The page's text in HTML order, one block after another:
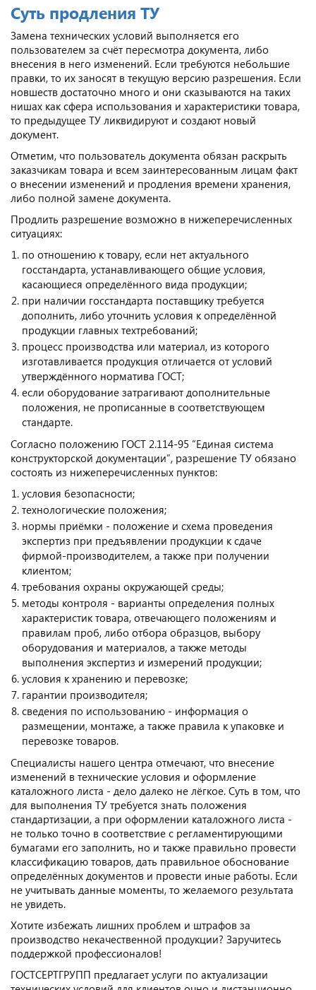
Суть продления ТУ
Замена технических условий выполняется его
пользователем за счёт пересмотра документа, либо
внесения в него изменений. Если требуются небольшие
правки, то их заносят в текущую версию разрешения. Если
новшеств достаточно много и они сказываются на таких
нишах как сфера использования и характеристики товара,
то предыдущее ТУ ликвидируют и создают новый
документ.
Отметим, что пользователь документа обязан раскрыть
заказчикам товара и всем заинтересованным лицам факт
о внесении изменений и продления времени хранения,
либо полной замене документа.
Продлить разрешение возможно в нижеперечисленных
ситуациях:
по отношению к товару, если нет актуального
госстандарта, устанавливающего общие условия,
касающиеся определённого вида продукции;
при наличии госстандарта поставщику требуется
дополнить, либо уточнить условия к определённой
продукции главных техтребований;
процесс производства или материал, из которого
изготавливается продукция отличается от условий
утверждённого норматива ГОСТ;
если оборудование затрагивают дополнительные
положения, не прописанные в соответствующем
стандарте.
Согласно положению ГОСТ 2.114-95 “Единая система
конструкторской документации”, разрешение ТУ обязано
состоять из нижеперечисленных пунктов:
условия безопасности;
технологические положения;
нормы приёмки - положение и схема проведения
экспертиз при предъявлении продукции к сдаче
фирмой-производителем, а также при получении
клиентом;
требования охраны окружающей среды;
методы контроля - варианты определения полных
характеристик товара, отвечающего положениям и
правилам проб, либо отбора образцов, выбору
оборудования и материалов, а также методы
выполнения экспертиз и измерений продукции;
условия к хранению и перевозке;
гарантии производителя;
сведения по использованию - информация о
размещении, монтаже, а также правила к упаковке и
перевозке товаров.
Специалисты нашего центра отмечают, что внесение
изменений в технические условия и оформление
каталожного листа - дело далеко не лёгкое. Суть в том, что
для выполнения ТУ требуется знать положения
стандартизации, а при оформлении каталожного листа -
не только точно в соответствие с регламентирующими
бумагами его заполнить, но и также правильно провести
классификацию товаров, дать правильное обоснование
определённых документов и провести иные работы. Если
не учитывать данные моменты, то желаемого результата
не увидеть.
Хотите избежать лишних проблем и штрафов за
производство некачественной продукции? Заручитесь
поддержкой профессионалов!
ГОСТСЕРТГРУПП предлагает услуги по актуализации